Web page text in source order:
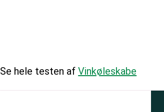
Se hele testen afVinkøleskabe